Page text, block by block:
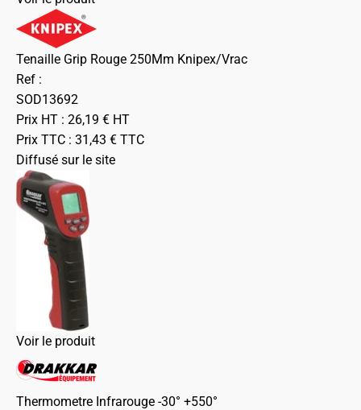
Tenaille Grip Rouge 250Mm Knipex/Vrac
Ref :
SOD13692
Prix HT : 26,19 € HT
Prix TTC : 31,43 € TTC
Diffusé sur le site
Voir le produit
Thermometre Infrarouge -30° +550°